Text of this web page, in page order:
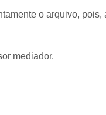
o arquivo,
mediador.